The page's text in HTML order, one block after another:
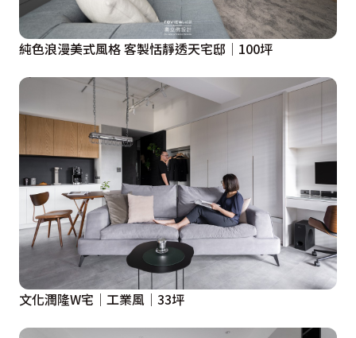
純色浪漫美式風格 客製恬靜透天宅邸│100坪
文化潤隆W宅│工業風│33坪